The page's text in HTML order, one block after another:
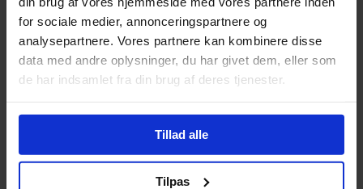
for sociale medier, annonceringspartnere og
analysepartnere. Vores partnere kan kombinere disse
data med andre oplysninger, du har givet dem, eller som
de har indsamlet fra din brug af deres tjenester.
Tillad alle
Tilpas